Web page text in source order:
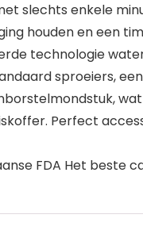
slechts enkele
houden en een
technologie
sproeiers,
Perfect
FDA Het beste